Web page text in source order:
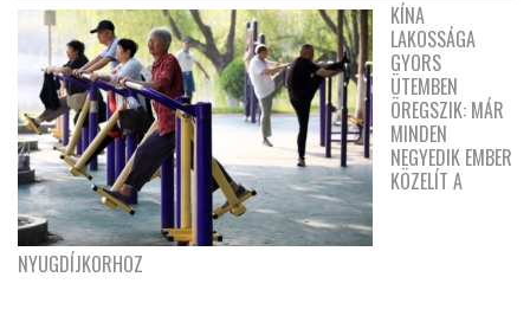
KÍNA
LAKOSSÁGA
GYORS
ÜTEMBEN
ÖREGSZIK: MÁR
MINDEN
NEGYEDIK EMBER
KÖZELÍT A
NYUGDÍJKORHOZ